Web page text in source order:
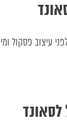
לסאונד